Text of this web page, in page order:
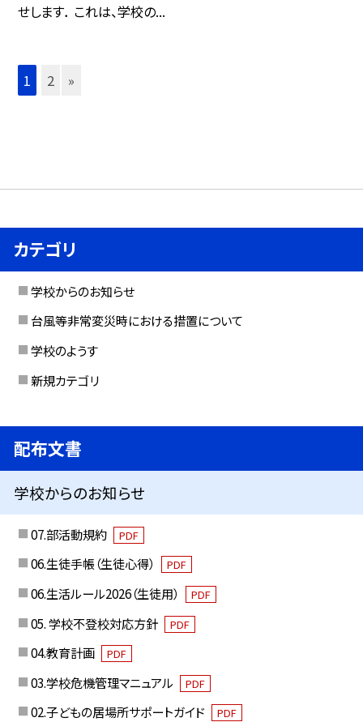
せします． これは、学校の...
1 2 »
カテゴリ
学校からのお知らせ
台風等非常変災時における措置について
学校のようす
新規カテゴリ
配布文書
学校からのお知らせ
07.部活動規約 PDF
06.生徒手帳（生徒心得） PDF
06.生活ルール2026（生徒用） PDF
05. 学校不登校対応方針 PDF
04.教育計画 PDF
03.学校危機管理マニュアル PDF
02.子どもの居場所サポートガイド PDF